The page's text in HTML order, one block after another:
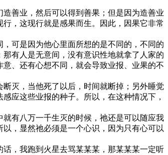
善业，然后可以得到善果；但是因为造善业
，这现行就是感果而生。因此，因果它非常
可是因为他心里面所想的是不同的，不同的
有人是无意间，没有意识性地就拿了人家的
、还有心想不同，就会导致业报、业果的不
灭，当他死了以后，时间就断掉；另外睡觉
应这些业报的种子。所以，在这种情况下，
有八万一千生灭的时候，祂还是可以随应我
，显然祂必须是一个心识，因为只有心可以
，我跑到火星去骂某某某，那某某某一定听